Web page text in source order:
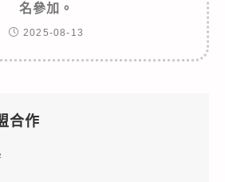
名參加。
2025-08-13
合作